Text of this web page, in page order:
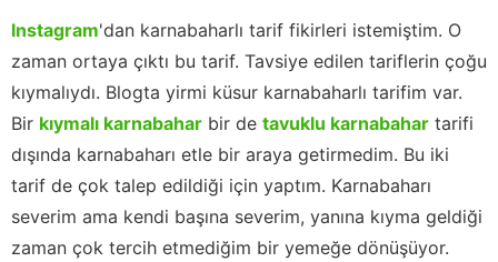
Instagram'dan karnabaharlı tarif fikirleri istemiştim. O
zaman ortaya çıktı bu tarif. Tavsiye edilen tariflerin çoğu
kıymalıydı. Blogta yirmi küsur karnabaharlı tarifim var.
Bir kıymalı karnabahar bir de tavuklu karnabahar tarifi
dışında karnabaharı etle bir araya getirmedim. Bu iki
tarif de çok talep edildiği için yaptım. Karnabaharı
severim ama kendi başına severim, yanına kıyma geldiği
zaman çok tercih etmediğim bir yemeğe dönüşüyor.